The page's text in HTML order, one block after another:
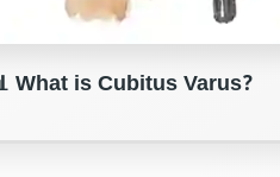
What is Cubitus Varus?